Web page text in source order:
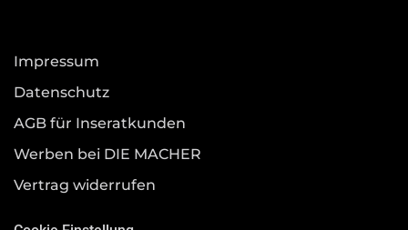
Impressum
Datenschutz
AGB für Inseratkunden
Werben bei DIE MACHER
Vertrag widerrufen